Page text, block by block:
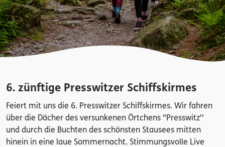
6. zünftige Presswitzer Schiffskirmes
Feiert mit uns die 6. Presswitzer Schiffskirmes. Wir fahren
über die Dächer des versunkenen Örtchens "Presswitz''
und durch die Buchten des schönsten Stausees mitten
hinein in eine laue Sommernacht. Stimmungsvolle Live